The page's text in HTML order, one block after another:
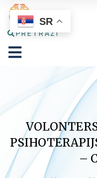
PRETRAŽI
–
SR